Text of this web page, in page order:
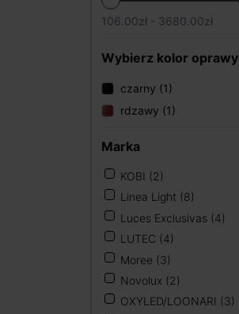
106.00zł - 3680.00zł
Wybierz kolor oprawy
czarny (1)
rdzawy (1)
Marka
KOBI (2)
Linea Light (8)
Luces Exclusivas (4)
LUTEC (4)
Moree (3)
Novolux (2)
OXYLED/LOONARI (3)